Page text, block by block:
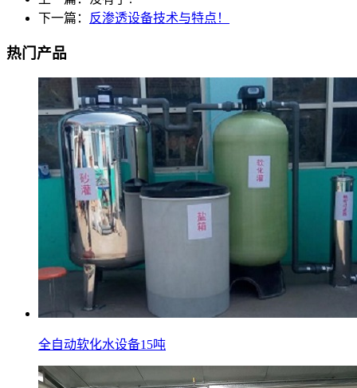
下一篇：
反渗透设备技术与特点！
热门产品
全自动软化水设备15吨